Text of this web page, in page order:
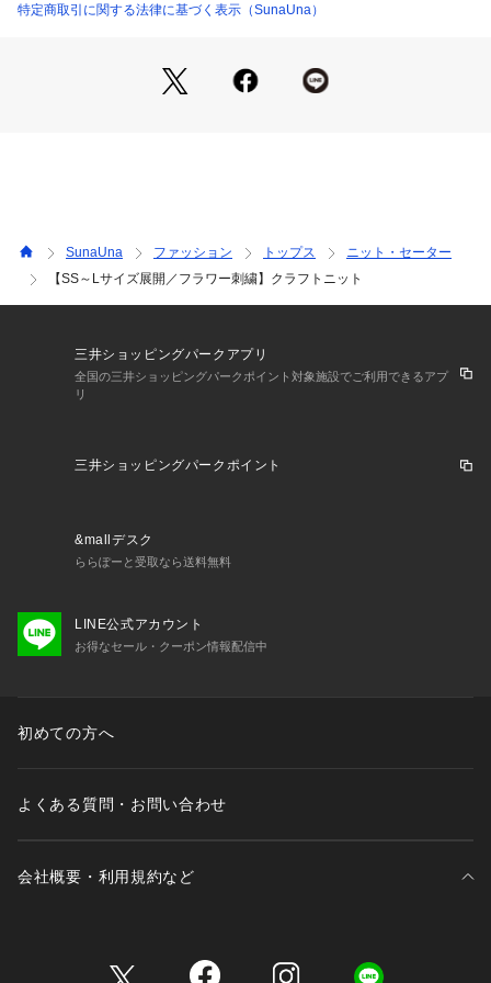
※照明の関係により、実際よりも色味が違って見える場合があ
ります。また、パソコン・スマートフォンなどの環境により、
特定商取引に関する法律に基づく表示（SunaUna）
SunaUna ファッション トップス
ニット・セーター
【SS～Lサイズ展開／フラワー刺繍】クラフトニット
三井ショッピングパークアプリ
全国の三井ショッピングパークポイント対象施設でご利用できるアプ
リ
三井ショッピングパークポイント
&mallデスク
ららぽーと受取なら送料無料
LINE公式アカウント
お得なセール・クーポン情報配信中
初めての方へ
よくある質問・お問い合わせ
会社概要・利用規約など